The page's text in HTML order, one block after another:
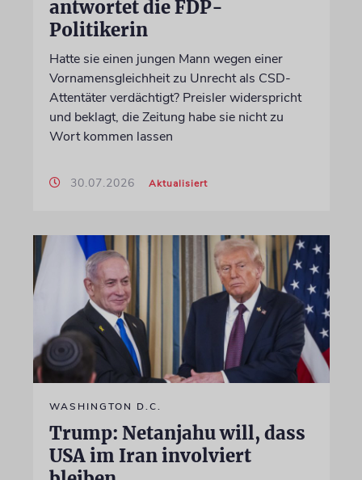
antwortet die FDP-
Politikerin
Hatte sie einen jungen Mann wegen einer
Vornamensgleichheit zu Unrecht als CSD-
Attentäter verdächtigt? Preisler widerspricht
und beklagt, die Zeitung habe sie nicht zu
Wort kommen lassen
30.07.2026 Aktualisiert
WASHINGTON D.C.
Trump: Netanjahu will, dass
USA im Iran involviert